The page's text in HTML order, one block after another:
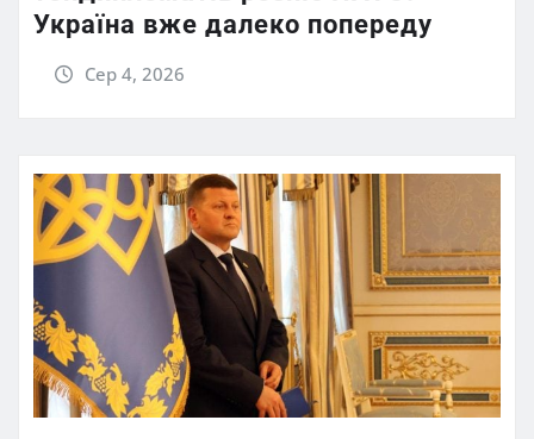
Україна вже далеко попереду
Сер 4, 2026